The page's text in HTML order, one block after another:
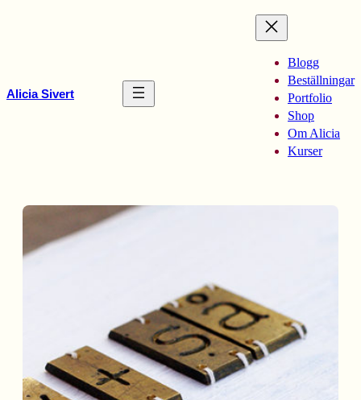
Alicia Sivert
Blogg
Beställningar
Portfolio
Shop
Om Alicia
Kurser